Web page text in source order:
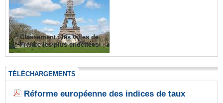
Classement : les villes de
France les plus endettées
TÉLÉCHARGEMENTS
Réforme européenne des indices de taux